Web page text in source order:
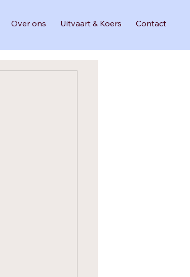
Over ons Uitvaart & Koers Contact